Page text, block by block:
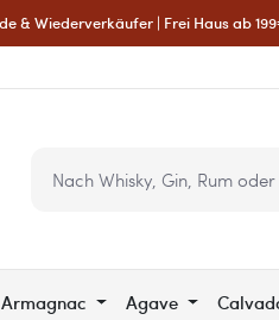
& Wiederverkäufer | Frei Haus ab
Armagnac Agave